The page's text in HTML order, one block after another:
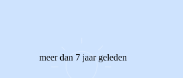
meer dan 7 jaar geleden